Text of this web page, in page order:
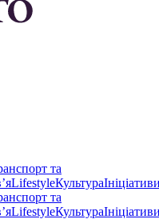
та
LifestyleКультура
та
LifestyleКультура